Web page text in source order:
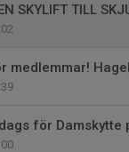
SKYLIFT TILL